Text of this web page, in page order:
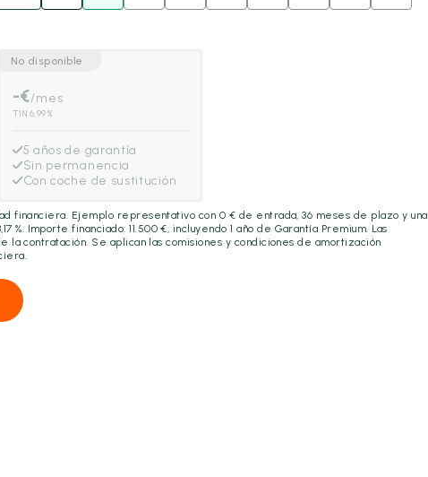
No disponible
-€/mes
TIN 6,99%
5 años de garantía
Sin permanencia
Con coche de sustitución
financiera. Ejemplo representativo con 0 € de entrada,36 meses de plazo y una
%. Importe financiado:11.500 €, incluyendo1 año de Garantía Premium. Las
contratación. Se aplican las comisiones y condiciones de amortización